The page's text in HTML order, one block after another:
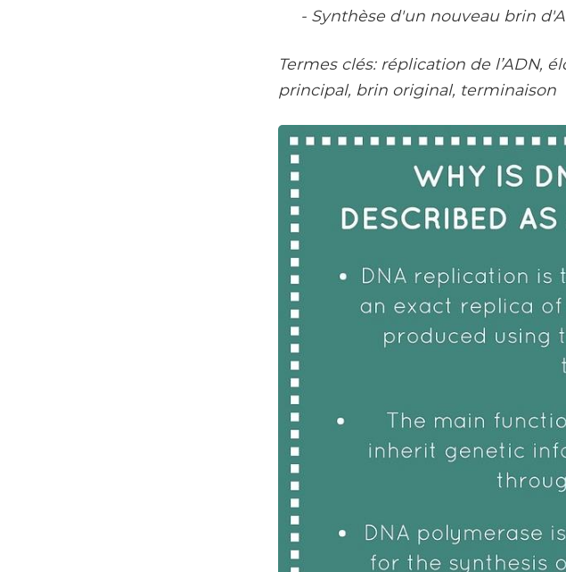
- Synthèse d'un nouveau brin
Termes clés: réplication de l’ADN,
principal, brin original, terminaison